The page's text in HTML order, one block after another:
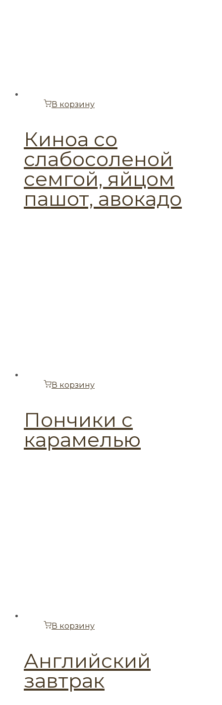
В корзину
Киноа со
слабосоленой
семгой, яйцом
пашот, авокадо
В корзину
Пончики с
карамелью
В корзину
Английский
завтрак